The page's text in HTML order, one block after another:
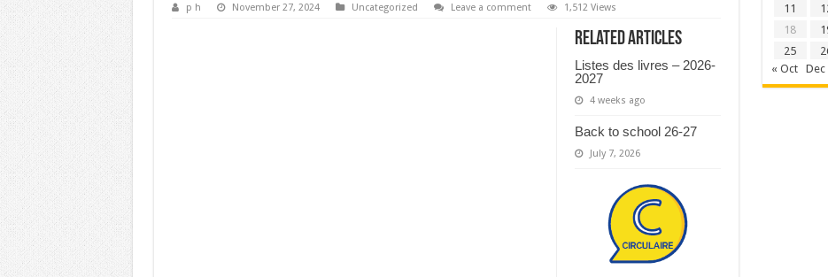
p h November 27, 2024 Uncategorized Leave a comment 1,512 Views
Related Articles
Listes des livres – 2026-
2027
4 weeks ago
Back to school 26-27
July 7, 2026
11
18
25
« Oct
Dec